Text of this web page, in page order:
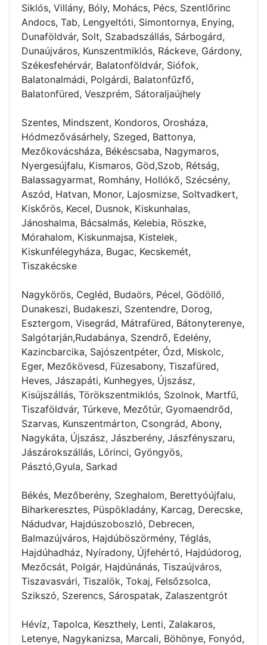
Siklós, Villány, Bóly, Mohács, Pécs, Szentlőrinc
Andocs, Tab, Lengyeltóti, Simontornya, Enying,
Dunaföldvár, Solt, Szabadszállás, Sárbogárd,
Dunaújváros, Kunszentmiklós, Ráckeve, Gárdony,
Székesfehérvár, Balatonföldvár, Siófok,
Balatonalmádi, Polgárdi, Balatonfűzfő,
Balatonfüred, Veszprém, Sátoraljaújhely
Szentes, Mindszent, Kondoros, Orosháza,
Hódmezővásárhely, Szeged, Battonya,
Mezőkovácsháza, Békéscsaba, Nagymaros,
Nyergesújfalu, Kismaros, Göd,Szob, Rétság,
Balassagyarmat, Romhány, Hollókő, Szécsény,
Aszód, Hatvan, Monor, Lajosmizse, Soltvadkert,
Kiskőrös, Kecel, Dusnok, Kiskunhalas,
Jánoshalma, Bácsalmás, Kelebia, Röszke,
Mórahalom, Kiskunmajsa, Kistelek,
Kiskunfélegyháza, Bugac, Kecskemét,
Tiszakécske
Nagykörös, Cegléd, Budaörs, Pécel, Gödöllő,
Dunakeszi, Budakeszi, Szentendre, Dorog,
Esztergom, Visegrád, Mátrafüred, Bátonyterenye,
Salgótarján,Rudabánya, Szendrő, Edelény,
Kazincbarcika, Sajószentpéter, Ózd, Miskolc,
Eger, Mezőkövesd, Füzesabony, Tiszafüred,
Heves, Jászapáti, Kunhegyes, Újszász,
Kisújszállás, Törökszentmiklós, Szolnok, Martfű,
Tiszaföldvár, Túrkeve, Mezőtúr, Gyomaendrőd,
Szarvas, Kunszentmárton, Csongrád, Abony,
Nagykáta, Újszász, Jászberény, Jászfényszaru,
Jászárokszállás, Lőrinci, Gyöngyös,
Pásztó,Gyula, Sarkad
Békés, Mezőberény, Szeghalom, Berettyóújfalu,
Biharkeresztes, Püspökladány, Karcag, Derecske,
Nádudvar, Hajdúszoboszló, Debrecen,
Balmazújváros, Hajdúböszörmény, Téglás,
Hajdúhadház, Nyíradony, Újfehértó, Hajdúdorog,
Mezőcsát, Polgár, Hajdúnánás, Tiszaújváros,
Tiszavasvári, Tiszalök, Tokaj, Felsőzsolca,
Szikszó, Szerencs, Sárospatak, Zalaszentgrót
Hévíz, Tapolca, Keszthely, Lenti, Zalakaros,
Letenye, Nagykanizsa, Marcali, Böhönye, Fonyód,